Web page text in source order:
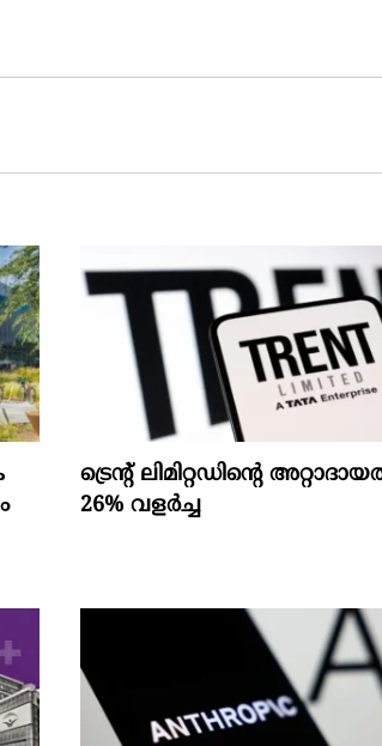
ട്രെന്റ് ലിമിറ്റഡിന്റെ
26% വളര്‍ച്ച